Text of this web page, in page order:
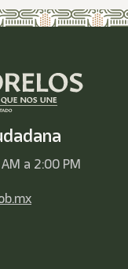
a 2:00 PM